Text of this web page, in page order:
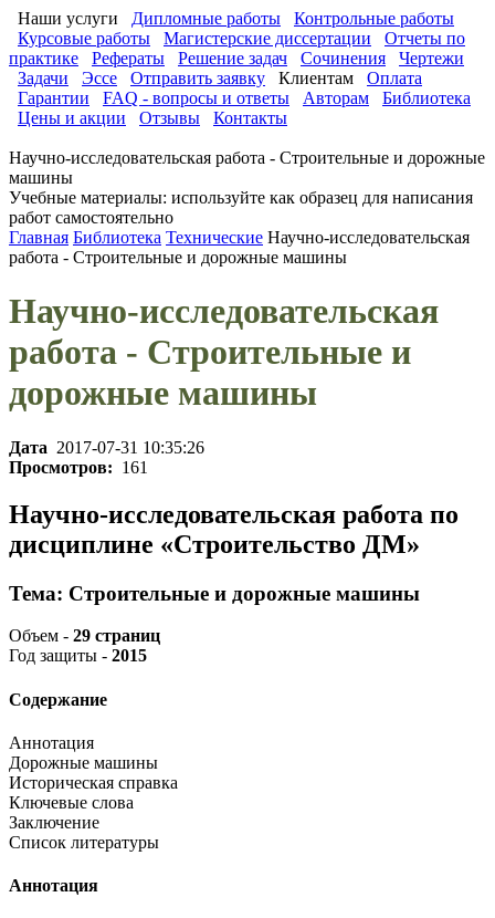
Наши услуги Дипломные работы
Контрольные работы
Курсовые работы
Магистерские диссертации
Отчеты по
практике
Рефераты Решение задач Сочинения
Чертежи
Задачи
Эссе Отправить заявку Клиентам
Оплата
Гарантии
FAQ - вопросы и ответы Авторам
Библиотека
Цены и акции
Отзывы Контакты
Научно-исследовательская работа - Строительные и дорожные
машины
Учебные материалы: используйте как образец для написания
работ самостоятельно
Главная Библиотека Технические Научно-исследовательская
работа - Строительные и дорожные машины
Научно-исследовательская
работа - Строительные и
дорожные машины
Дата 2017-07-31 10:35:26
Просмотров: 161
Научно-исследовательская работа по
дисциплине «Строительство ДМ»
Тема: Строительные и дорожные машины
Объем - 29 страниц
Год защиты - 2015
Содержание
Аннотация
Дорожные машины
Историческая справка
Ключевые слова
Заключение
Список литературы
Аннотация